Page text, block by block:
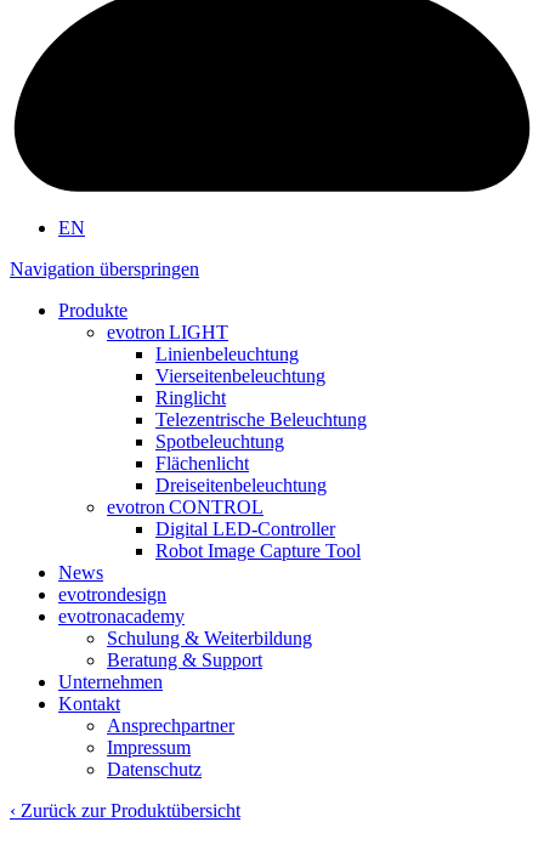
EN
Navigation überspringen
Produkte
evotron LIGHT
Linienbeleuchtung
Vierseitenbeleuchtung
Ringlicht
Telezentrische Beleuchtung
Spotbeleuchtung
Flächenlicht
Dreiseitenbeleuchtung
evotron CONTROL
Digital LED-Controller
Robot Image Capture Tool
News
evotrondesign
evotronacademy
Schulung & Weiterbildung
Beratung & Support
Unternehmen
Kontakt
Ansprechpartner
Impressum
Datenschutz
‹ Zurück zur Produktübersicht